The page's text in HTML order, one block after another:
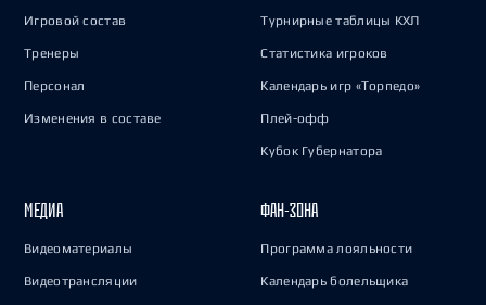
Игровой состав
Тренеры
Персонал
Изменения в составе
Турнирные таблицы КХЛ
Статистика игроков
Календарь игр «Торпедо»
Плей-офф
Кубок Губернатора
МЕДИА
Видеоматериалы
Видеотрансляции
ФАН-ЗОНА
Программа лояльности
Календарь болельщика